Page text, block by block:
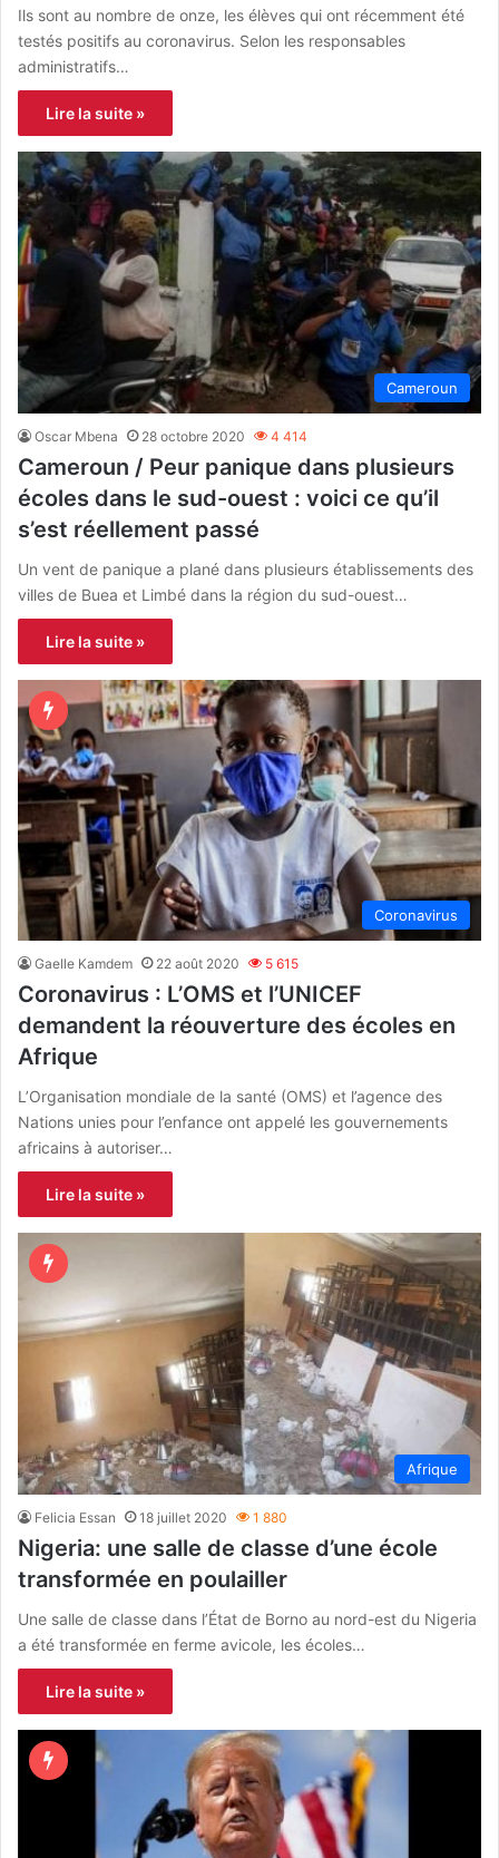
Ils sont au nombre de onze, les élèves qui ont récemment été
testés positifs au coronavirus. Selon les responsables
administratifs…
Lire la suite »
Cameroun
Oscar Mbena 28 octobre 2020 4 414
Cameroun / Peur panique dans plusieurs
écoles dans le sud-ouest : voici ce qu’il
s’est réellement passé
Un vent de panique a plané dans plusieurs établissements des
villes de Buea et Limbé dans la région du sud-ouest…
Lire la suite »
Coronavirus
Gaelle Kamdem 22 août 2020 5 615
Coronavirus : L’OMS et l’UNICEF
demandent la réouverture des écoles en
Afrique
L’Organisation mondiale de la santé (OMS) et l’agence des
Nations unies pour l’enfance ont appelé les gouvernements
africains à autoriser…
Lire la suite »
Afrique
Felicia Essan 18 juillet 2020 1 880
Nigeria: une salle de classe d’une école
transformée en poulailler
Une salle de classe dans l’État de Borno au nord-est du Nigeria
a été transformée en ferme avicole, les écoles…
Lire la suite »